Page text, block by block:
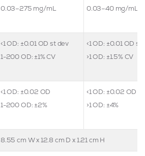
0.03–275 mg/mL
0.03–40 mg/mL
<1 OD: ±0.01 OD st dev
1-200 OD: ±1% CV
<1 OD: ±0.01 OD st
>1 OD: ±1.5% CV
<1 OD: ±0.02 OD
1-200 OD: ±2%
<1 OD: ±0.02 OD
>1 OD: ±4%
8.55 cm W x 12.8 cm D x 1.21 cm H